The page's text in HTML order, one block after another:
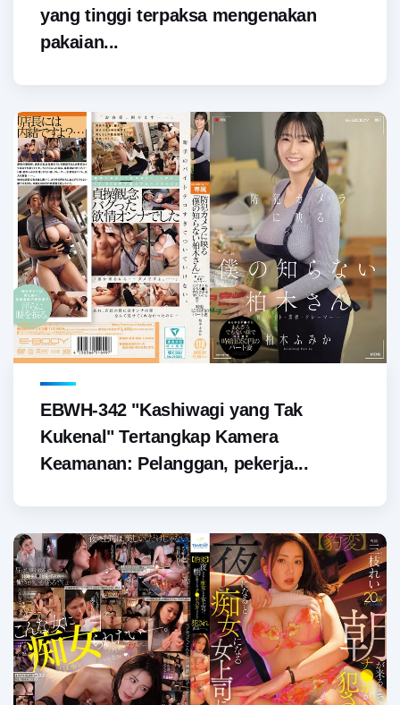
yang tinggi terpaksa mengenakan
pakaian...
EBWH-342 "Kashiwagi yang Tak
Kukenal" Tertangkap Kamera
Keamanan: Pelanggan, pekerja...